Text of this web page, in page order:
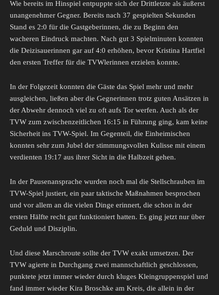
Wie bereits im Hinspiel entpuppte sich der Drittletzte als äußerst
unangenehmer Gegner. Bereits nach 37 gespielten Sekunden
Stand es 2:0 für die Gastgeberinnen, die zu Beginn den
wacheren Eindruck machten. Nach gut 3 Spielminuten konnten
die Deizisauerinnen gar auf 4:0 erhöhen, bevor Kristina Hartfiel
den ersten Treffer für die TVWlerinnen erzielen konnte.
In der Folgezeit konnten die Gäste das Spiel mehr und mehr
ausgleichen, ließen aber die Gegnerinnen trotz guten Ansätzen in
der Abwehr dennoch viel zu oft aufs Tor werfen. Auch als der
TVW zum zwischenzeitlichen 16:15 in Führung ging, kam keine
Sicherheit ins TVW-Spiel. Im Gegenteil, die Einheimischen
konnten sehr zum Jubel der stimmungsvollen Kulisse mit einem
verdienten 19:17 aus ihrer Sicht in die Halbzeit gehen.
In der Pausenansprache wurden noch mal die Stellschrauben im
TVW-Spiel justiert, ein paar taktische Maßnahmen besprochen
und vor allem an die vielen Dinge erinnert, die schon in der
ersten Hälfte recht gut funktioniert hatten. Es ging jetzt nur über
Geduld und Disziplin.
Und diese Marschroute sollte der TVW exakt umsetzen. Der
TVW agierte in Durchgang zwei mannschaftlich geschlossen,
punktete jetzt immer wieder durch kluges Kleingruppenspiel und
fand immer wieder Kira Broschke am Kreis, die allein in der